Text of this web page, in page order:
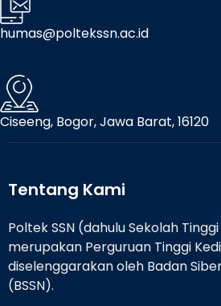
humas@poltekssn.ac.id
Ciseeng, Bogor, Jawa Barat, 16120
Tentang Kami
Poltek SSN (dahulu Sekolah
merupakan Perguruan Tinggi
diselenggarakan oleh Badan
(BSSN).